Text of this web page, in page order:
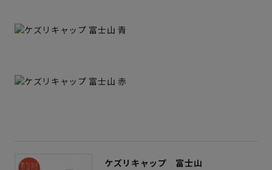
ケズリキャップ 富士山